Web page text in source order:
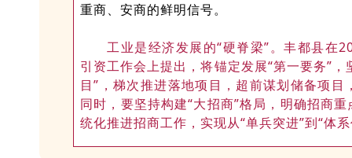
重商、安商的鲜明信号。
工业是经济发展的“硬脊梁”。丰都县在
引资工作会上提出，将锚定发展“第一要务”
目”，梯次推进落地项目，超前谋划储备项
同时，要坚持构建“大招商”格局，明确招商
统化推进招商工作，实现从“单兵突进”到“体